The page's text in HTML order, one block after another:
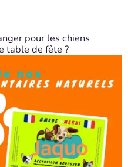
pour les chiens
table de fête ?